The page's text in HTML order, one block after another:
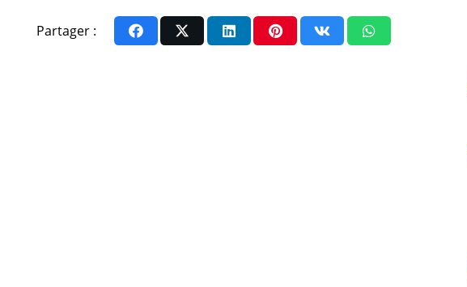
Partager :